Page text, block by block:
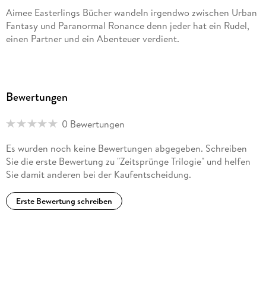
Aimee Easterlings Bücher wandeln irgendwo zwischen Urban
Fantasy und Paranormal Ronance denn jeder hat ein Rudel,
einen Partner und ein Abenteuer verdient.
Bewertungen
0 Bewertungen
Es wurden noch keine Bewertungen abgegeben. Schreiben
Sie die erste Bewertung zu "Zeitsprünge Trilogie" und helfen
Sie damit anderen bei der Kaufentscheidung.
Erste Bewertung schreiben